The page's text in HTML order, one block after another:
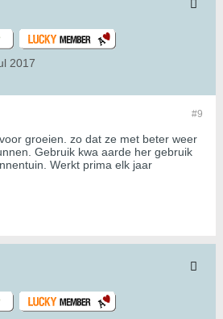
2017
#9
groeien. zo dat ze met beter weer
Gebruik kwa aarde her gebruik
Werkt prima elk jaar